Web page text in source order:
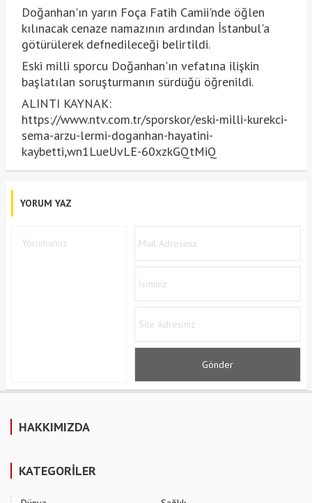
Doğanhan'ın yarın Foça Fatih Camii'nde öğlen
kılınacak cenaze namazının ardından İstanbul'a
götürülerek defnedileceği belirtildi.
Eski milli sporcu Doğanhan'ın vefatına ilişkin
başlatılan soruşturmanın sürdüğü öğrenildi.
ALINTI KAYNAK:
https://www.ntv.com.tr/sporskor/eski-milli-kurekci-
sema-arzu-lermi-doganhan-hayatini-
kaybetti,wn1LueUvLE-60xzkGQtMiQ
YORUM YAZ
HAKKIMIZDA
KATEGORİLER